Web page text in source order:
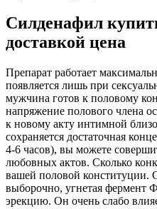
Силденафил
доставкой цена
Препарат работает
появляется лишь при
мужчина готов к половому
напряжение полового члена
к новому акту интимной
сохраняется достаточная
4-6 часов), вы можете
любовных актов. Сколько
вашей половой конституции.
выборочно, угнетая фермент
эрекцию. Он очень слабо